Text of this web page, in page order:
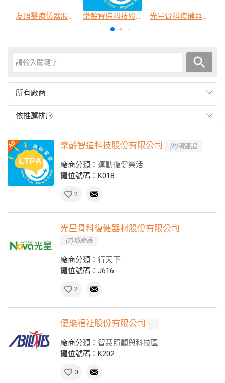
友照醫療儀器股份有限公司 樂齡智造科技股份有限公司 光星骨科復健器材股份有限公司
所有廠商
依推薦排序
樂齡智造科技股份有限公司 (8)項產品
廠商分類： 運動復健樂活
攤位號碼：K018
2
光星骨科復健器材股份有限公司
(7)項產品
廠商分類： 行天下
攤位號碼：J616
2
優能福祉股份有限公司
廠商分類： 智慧照顧與科技區
攤位號碼：K202
0